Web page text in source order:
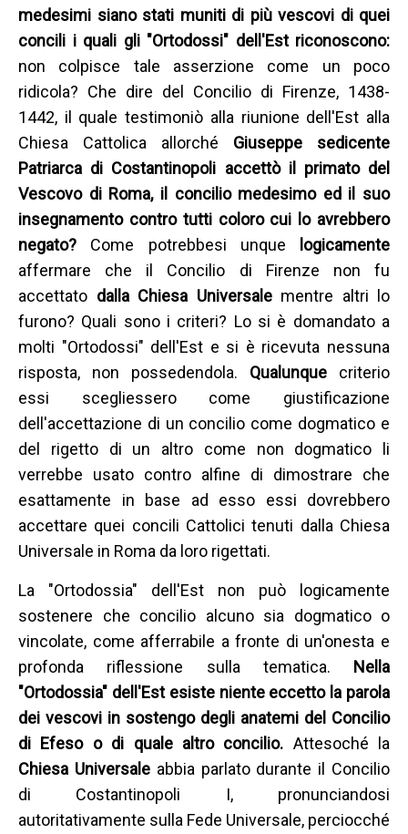
medesimi siano stati muniti di più vescovi di quei
concili i quali gli "Ortodossi" dell'Est riconoscono:
non colpisce tale asserzione come un poco
ridicola? Che dire del Concilio di Firenze, 1438-
1442, il quale testimoniò alla riunione dell'Est alla
Chiesa Cattolica allorché Giuseppe sedicente
Patriarca di Costantinopoli accettò il primato del
Vescovo di Roma, il concilio medesimo ed il suo
insegnamento contro tutti coloro cui lo avrebbero
negato? Come potrebbesi unque logicamente
affermare che il Concilio di Firenze non fu
accettato dalla Chiesa Universale mentre altri lo
furono? Quali sono i criteri? Lo si è domandato a
molti "Ortodossi" dell'Est e si è ricevuta nessuna
risposta, non possedendola. Qualunque criterio
essi scegliessero come giustificazione
dell'accettazione di un concilio come dogmatico e
del rigetto di un altro come non dogmatico li
verrebbe usato contro alfine di dimostrare che
esattamente in base ad esso essi dovrebbero
accettare quei concili Cattolici tenuti dalla Chiesa
Universale in Roma da loro rigettati.
La "Ortodossia" dell'Est non può logicamente
sostenere che concilio alcuno sia dogmatico o
vincolate, come afferrabile a fronte di un'onesta e
profonda riflessione sulla tematica. Nella
"Ortodossia" dell'Est esiste niente eccetto la parola
dei vescovi in sostengo degli anatemi del Concilio
di Efeso o di quale altro concilio. Attesoché la
Chiesa Universaleabbia parlato durante il Concilio
di Costantinopoli I, pronunciandosi
autoritativamente sulla Fede Universale, perciocché